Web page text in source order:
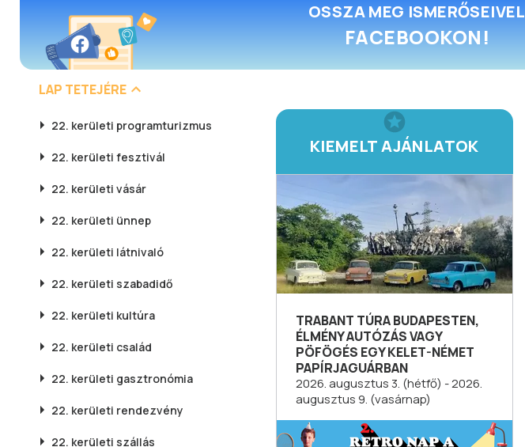
OSSZA MEG ISMERŐSEIVEL
FACEBOOKON!
LAP TETEJÉRE
22. kerületi programturizmus
22. kerületi fesztivál
22. kerületi vásár
22. kerületi ünnep
22. kerületi látnivaló
22. kerületi szabadidő
22. kerületi kultúra
22. kerületi család
22. kerületi gasztronómia
22. kerületi rendezvény
22. kerületi szállás
KIEMELT AJÁNLATOK
TRABANT TÚRA BUDAPESTEN,
ÉLMÉNY AUTÓZÁS VAGY
PÖFÖGÉS EGY KELET-NÉMET
PAPÍRJAGUÁRBAN
2026. augusztus 3. (hétfő) - 2026.
augusztus 9. (vasárnap)